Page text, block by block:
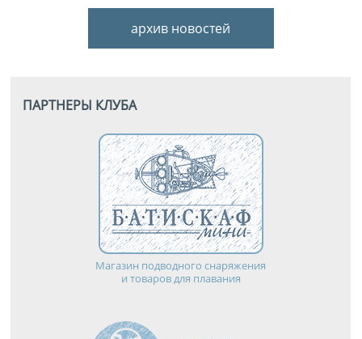
архив новостей
ПАРТНЕРЫ КЛУБА
Магазин подводного снаряжения
и товаров для плавания